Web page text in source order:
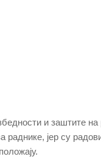
и заштите на
јер су